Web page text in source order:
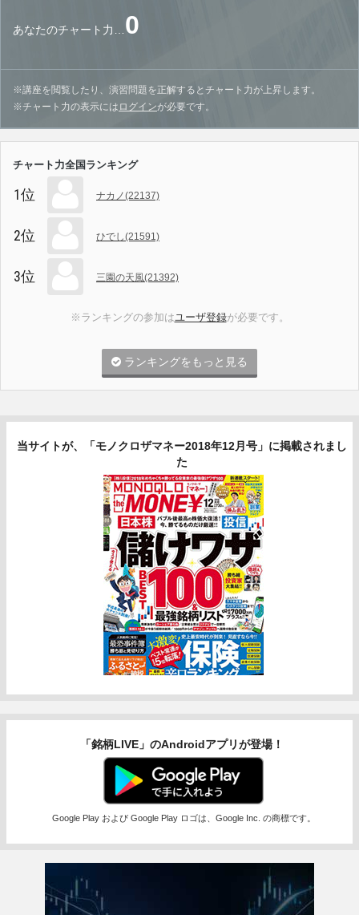
あなたのチャート力… 0
※講座を閲覧したり、演習問題を正解するとチャート力が上昇します。
※チャート力の表示には ログインが必要です。
チャート力全国ランキング
1位 ナカノ(22137)
2位 ひでし(21591)
3位 三園の天風(21392)
※ランキングの参加はユーザ登録が必要です。
ランキングをもっと見る
当サイトが、「モノクロザマネー2018年12月号」に掲載されまし
た
「銘柄LIVE」のAndroidアプリが登場！
Google Play および Google Play ロゴは、Google Inc. の商標です。